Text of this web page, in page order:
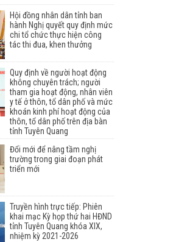
Hội đồng nhân dân tỉnh ban
hành Nghị quyết quy định mức
chi tổ chức thực hiện công
tác thi đua, khen thưởng
Quy định về người hoạt động
không chuyên trách; người
tham gia hoạt động, nhân viên
y tế ở thôn, tổ dân phố và mức
khoán kinh phí hoạt động của
thôn, tổ dân phố trên địa bàn
tỉnh Tuyên Quang
Đổi mới để nâng tầm nghị
trường trong giai đoạn phát
triển mới
Truyền hình trực tiếp: Phiên
khai mạc Kỳ họp thứ hai HĐND
tỉnh Tuyên Quang khóa XIX,
nhiệm kỳ 2021-2026